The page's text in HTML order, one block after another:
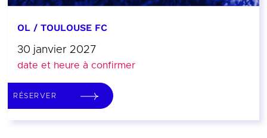
OL / TOULOUSE FC
30 janvier 2027
date et heure à confirmer
RÉSERVER